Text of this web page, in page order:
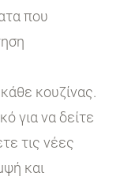
που
κουζίνας.
για να δείτε
τις νέες
και